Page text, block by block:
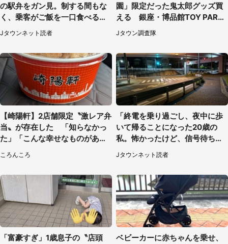
の駅弁をガン見。制する間もな
く、乗客がご飯を一口食べると
（茨城県・50代女性）
Jタウンネット読者
園」限定だった鬼太郎グッズ買
える 銀座・博品館TOY PARK
へ急げ【8／8～31】
Jタウン調査隊
【崎陽軒】2店舗限定〝激レア弁
当〟が存在した 「知らなかっ
た」「こんな幸せなものがあっ
ころんころ
「終電を乗り過ごし、夜中に歩
いて帰ることになった20歳の
私。怖かったけど、信号待ちの
車に道を尋ねたら...」（埼玉
県・60代女性）
Jタウンネット読者
「富豪すぎ」1歳息子の〝店頭
ベビーカーに赤ちゃんを乗せ、